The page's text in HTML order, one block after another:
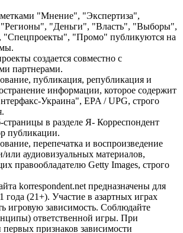
"Мнение", "Экспертиза",
"Регионы", "Деньги", "Власть", "Выборы",
"Спецпроекты", "Промо" публикуются на
создается совместно с
партнерами.
публикация, републикация и
информации, которое содержит
Украина", EPA / UPG, строго
страницы в разделе Я- Корреспондент
публикации.
перепечатка и воспроизведение
или аудиовизуальных материалов,
правообладателю Getty Images, строго
korrespondent.net предназначены для
года (21+). Участие в азартных играх
игровую зависимость. Соблюдайте
ответственной игры. При
признаков зависимости